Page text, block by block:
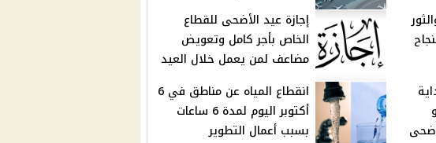
إجازة عيد الأضحى للقطاع
الخاص بأجر كامل وتعويض
مضاعف لمن يعمل خلال العيد
انقطاع المياه عن مناطق في 6
أكتوبر اليوم لمدة 6 ساعات
بسبب أعمال التطوير